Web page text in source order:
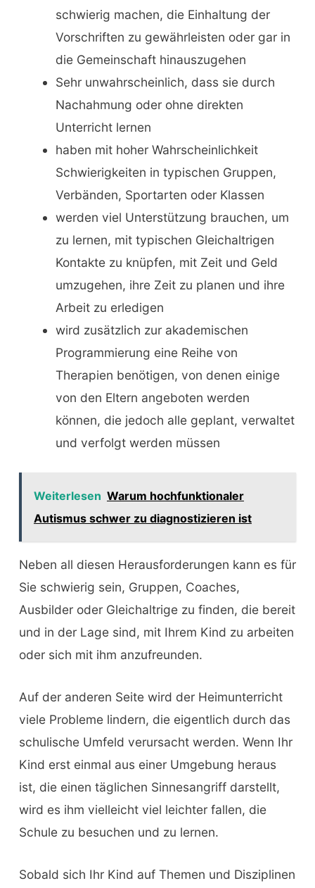
schwierig machen, die Einhaltung der
Vorschriften zu gewährleisten oder gar in
die Gemeinschaft hinauszugehen
Sehr unwahrscheinlich, dass sie durch
Nachahmung oder ohne direkten
Unterricht lernen
haben mit hoher Wahrscheinlichkeit
Schwierigkeiten in typischen Gruppen,
Verbänden, Sportarten oder Klassen
werden viel Unterstützung brauchen, um
zu lernen, mit typischen Gleichaltrigen
Kontakte zu knüpfen, mit Zeit und Geld
umzugehen, ihre Zeit zu planen und ihre
Arbeit zu erledigen
wird zusätzlich zur akademischen
Programmierung eine Reihe von
Therapien benötigen, von denen einige
von den Eltern angeboten werden
können, die jedoch alle geplant, verwaltet
und verfolgt werden müssen
Weiterlesen Warum hochfunktionaler
Autismus schwer zu diagnostizieren ist
Neben all diesen Herausforderungen kann es für
Sie schwierig sein, Gruppen, Coaches,
Ausbilder oder Gleichaltrige zu finden, die bereit
und in der Lage sind, mit Ihrem Kind zu arbeiten
oder sich mit ihm anzufreunden.
Auf der anderen Seite wird der Heimunterricht
viele Probleme lindern, die eigentlich durch das
schulische Umfeld verursacht werden. Wenn Ihr
Kind erst einmal aus einer Umgebung heraus
ist, die einen täglichen Sinnesangriff darstellt,
wird es ihm vielleicht viel leichter fallen, die
Schule zu besuchen und zu lernen.
Sobald sich Ihr Kind auf Themen und Disziplinen